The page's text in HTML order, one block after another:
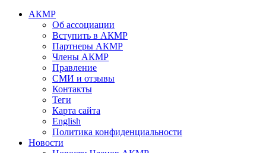
АКМР
Об ассоциации
Вступить в АКМР
Партнеры АКМР
Члены АКМР
Правление
СМИ и отзывы
Контакты
Теги
Карта сайта
English
Политика конфиденциальности
Новости